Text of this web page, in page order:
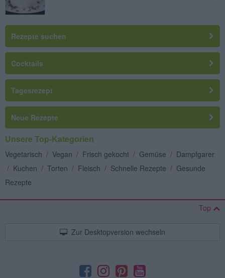
Rezepte suchen
Cocktails
Tagesrezept
Neue Rezepte
Unsere Top-Kategorien
Vegetarisch / Vegan / Frisch gekocht / Gemüse / Dampfgarer
/ Kuchen / Torten / Fleisch / Schnelle Rezepte / Gesunde
Rezepte
Top
Zur Desktopversion wechseln